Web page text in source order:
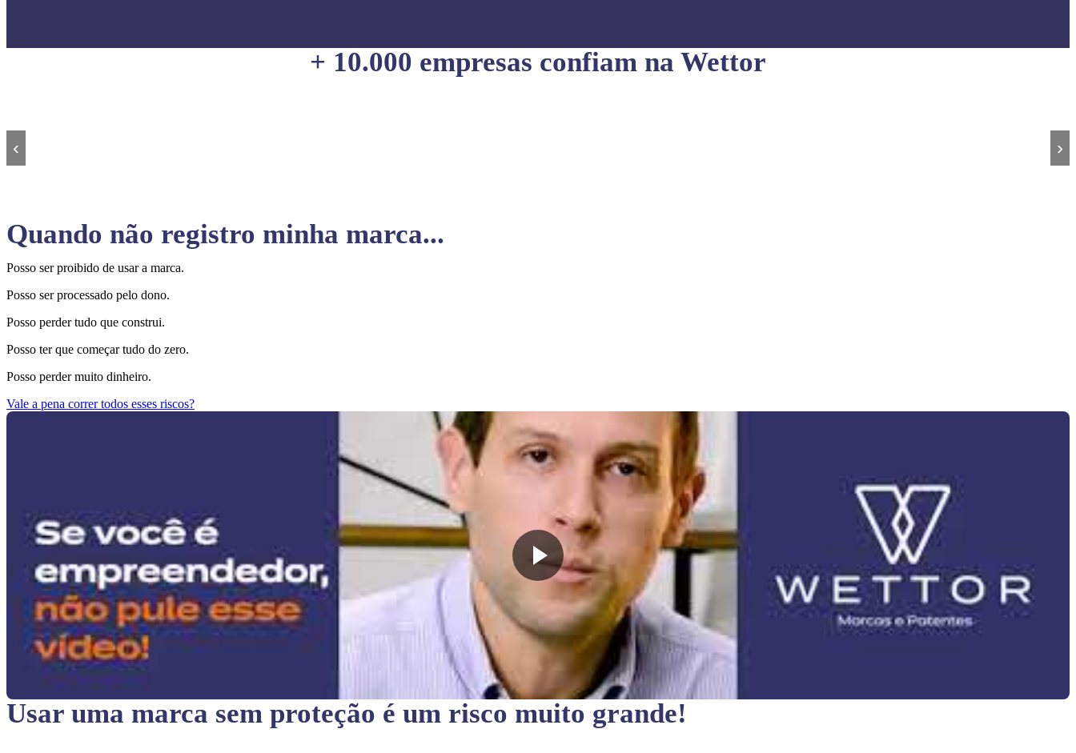
+ 10.000 empresas confiam na Wettor
‹ ›
Quando não registro minha marca...
Posso ser proibido de usar a marca.
Posso ser processado pelo dono.
Posso perder tudo que construi.
Posso ter que começar tudo do zero.
Posso perder muito dinheiro.
Vale a pena correr todos esses riscos?
Usar uma marca sem proteção é um risco muito grande!